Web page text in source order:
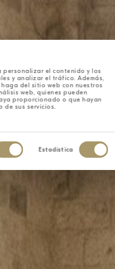
personalizar el contenido y los
y analizar el tráfico. Además,
del sitio web con nuestros
web, quienes pueden
proporcionado o que hayan
sus servicios.
Estadística